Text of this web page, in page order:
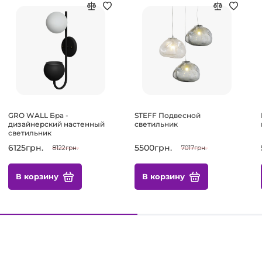
GRO WALL Бра -
дизайнерский настенный
светильник
6125грн. 8122грн.
В корзину
STEFF Подвесной
светильник
5500грн. 7017грн.
В корзину